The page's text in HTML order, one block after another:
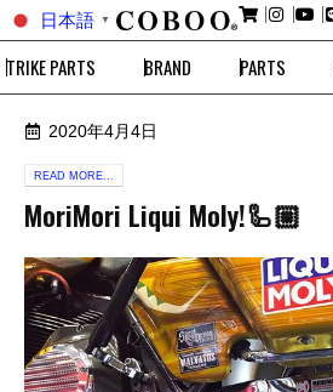
日本語 ▼
TRIKE PARTS BRAND PARTS
2020年4月4日
READ MORE...
MoriMori Liqui Moly!🦾🏼